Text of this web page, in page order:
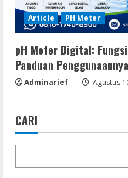
Article PH Meter
pH Meter Digital:
Panduan Penggunaannya
Adminarief Agustus
CARI